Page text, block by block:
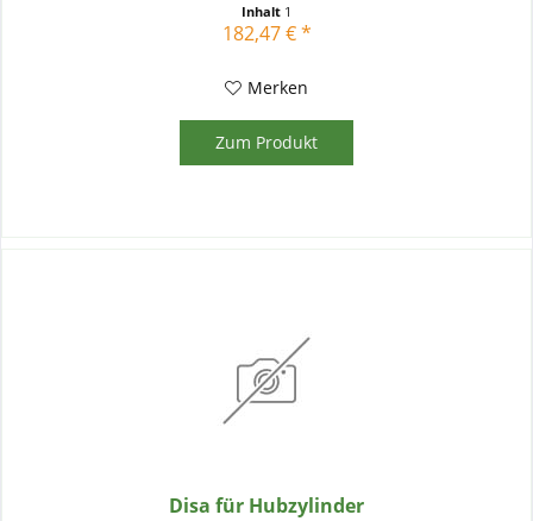
Inhalt 1
182,47 € *
Merken
Zum Produkt
Disa für Hubzylinder